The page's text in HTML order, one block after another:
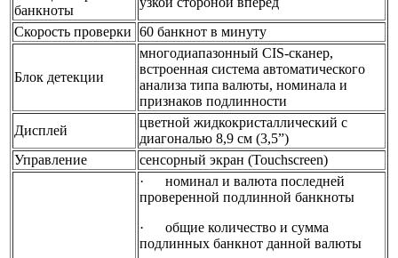
банкноты
Скорость проверки 60 банкнот в минуту
Блок детекции
многодиапазонный CIS-сканер,
встроенная система автоматического
анализа типа валюты, номинала и
признаков подлинности
Дисплей
цветной жидкокристаллический с
диагональю 8,9 см (3,5”)
Управление
сенсорный экран (Touchscreen)
· номинал и валюта последней
проверенной подлинной банкноты
· общие количество и сумма
подлинных банкнот данной валюты